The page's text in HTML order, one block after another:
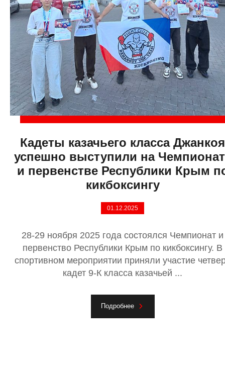
Кадеты казачьего класса Джанкоя
успешно выступили на
и первенстве Республики Крым
кикбоксингу
01.12.2025
28-29 ноября 2025 года состоялся Чемпионат и
первенство Республики Крым по кикбоксингу. В
спортивном мероприятии приняли участие
кадет 9-К класса казачьей ...
Подробнее